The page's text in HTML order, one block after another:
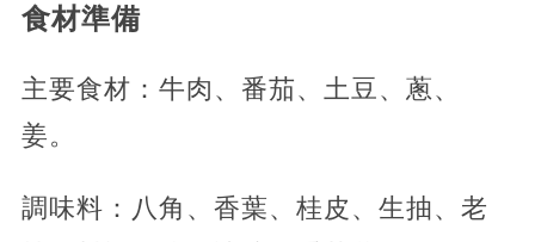
食材準備
主要食材：牛肉、番茄、土豆、蔥、
姜。
調味料：八角、香葉、桂皮、生抽、老